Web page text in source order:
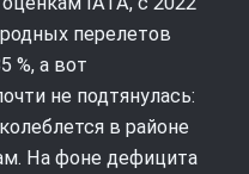
перелетов
%, а вот
не подтянулась:
в районе
На фоне дефицита